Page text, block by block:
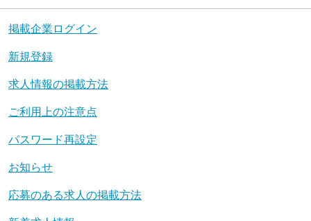
掲載企業ログイン
新規登録
求人情報の掲載方法
ご利用上の注意点
パスワード再設定
お知らせ
応募のある求人の掲載方法